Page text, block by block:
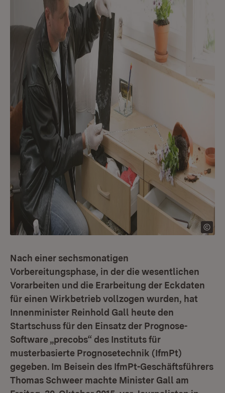
Nach einer sechsmonatigen
Vorbereitungsphase, in der die wesentlichen
Vorarbeiten und die Erarbeitung der Eckdaten
für einen Wirkbetrieb vollzogen wurden, hat
Innenminister Reinhold Gall heute den
Startschuss für den Einsatz der Prognose-
Software „precobs“ des Instituts für
musterbasierte Prognosetechnik (IfmPt)
gegeben. Im Beisein des IfmPt-Geschäftsführers
Thomas Schweer machte Minister Gall am